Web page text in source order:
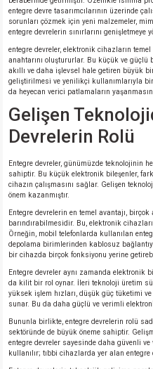
entegre devre tasarımcılarının üzerinde
sorunları çözmek için yeni malzemeler,
entegre devrelerin sınırlarını
entegre devreler, elektronik cihazların
anahtarını oluştururlar. Bu küçük ve güçlü
akıllı ve daha işlevsel hale getiren büyük
geliştirilmesi ve yenilikçi kullanımlarıyla
da heyecan verici patlamaların
Gelişen
Devrelerin Rolü
Entegre devreler, günümüzde teknolojinin
sahiptir. Bu küçük elektronik bileşenler,
cihazın çalışmasını sağlar. Gelişen
önem kazanmıştır.
Entegre devrelerin en temel avantajı,
barındırabilmesidir. Bu, elektronik
Örneğin, mobil telefonlarda kullanılan
depolama birimlerinden kablosuz
bir cihazda birçok fonksiyonu yerine
Entegre devreler aynı zamanda elektronik
da kilit bir rol oynar. İleri teknoloji üretim
yüksek işlem hızları, düşük güç tüketimi
sunar. Bu da daha güçlü ve verimli
Bununla birlikte, entegre devrelerin rolü
sektöründe de büyük öneme sahiptir.
entegre devreler sayesinde daha güvenli
kullanılır; tıbbi cihazlarda yer alan